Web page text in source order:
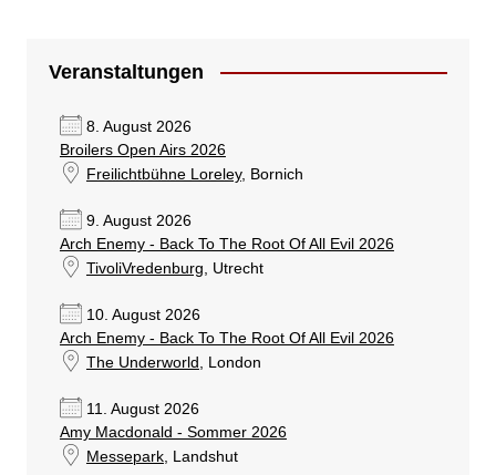
Veranstaltungen
8. August 2026
Broilers Open Airs 2026
Freilichtbühne Loreley, Bornich
9. August 2026
Arch Enemy - Back To The Root Of All Evil 2026
TivoliVredenburg , Utrecht
10. August 2026
Arch Enemy - Back To The Root Of All Evil 2026
The Underworld
, London
11. August 2026
Amy Macdonald - Sommer 2026
Messepark, Landshut